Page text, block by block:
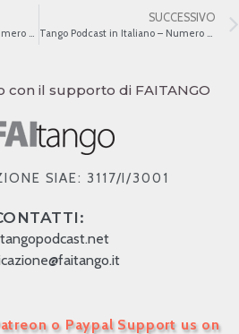
SUCCESSIVO
il supporto di FAITANGO
SIAE: 3117/I/3001
o Paypal Support us on